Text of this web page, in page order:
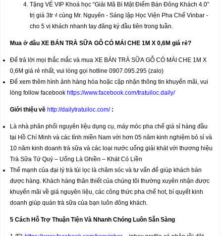
Tặng VÉ VIP Khoá học “Giải Mã Bí Mật Điểm Bán Đông Khách 4.0”
trị giá 3tr ₫ cùng Mr. Nguyên - Sáng lập Học Viện Pha Chế Vinbar -
cho 5 vị khách nhanh tay đăng ký đầu tiên trong tuần.
Mua ở đâu XE BÁN TRÀ SỮA GỖ CÓ MÁI CHE 1M X 0,6Mgiá rẻ?
Để trả lời mọi thắc mắc và mua XE BÁN TRÀ SỮA GỖ CÓ MÁI CHE 1M X
0,6M giá rẻ nhất, vui lòng gọi hotline 0907.095.295 (zalo)
Để xem thêm hình ảnh hàng hóa hoặc cập nhận thông tin khuyến mãi, vui
lòng follow facebook https://www.facebook.com/tratuiloc.daily/
Giới thiệu về http://dailytratuiloc.com/:
Là nhà phân phối nguyên liệu dụng cụ, máy móc pha chế giá sỉ hàng đầu
tại Hồ Chí Minh và các tỉnh miền Nam với hơn 05 năm kinh nghiệm bỏ sỉ và
10 năm kinh doanh trà sữa và các loại nước uống giải khát với thương hiệu
Trà Sữa Tứ Quý – Uống Là Ghiền – Khát Có Liền
Thế mạnh của đại lý trà túi lọc là chăm sóc và tư vấn để giúp khách bán
được hàng. Khách hàng thân thiết của chúng tôi thường xuyên nhận được
khuyến mãi về giá nguyên liệu, các công thức pha chế hot, bí quyết kinh
doanh giúp quán trà sữa của bạn luôn đông khách.
5 Cách Hỗ Trợ Thuận Tiện Và Nhanh Chóng Luôn Sẵn Sàng